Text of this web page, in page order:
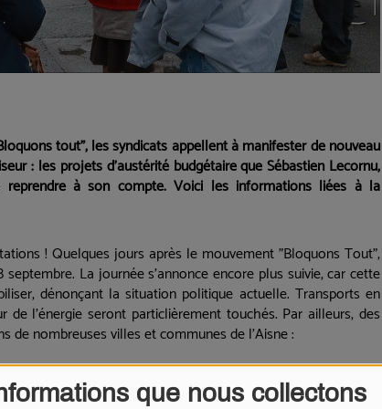
que nous collectons
tout", les syndicats appellent à manifester de nouveau
: les projets d'austérité budgétaire que Sébastien Lecornu,
à son compte. Voici les informations liées à la
! Quelques jours après le mouvement "Bloquons Tout",
La journée s’annonce encore plus suivie, car cette
dénonçant la situation politique actuelle. Transports en
de l'énergie seront particlièrement touchés. Par ailleurs, des
de nombreuses villes et communes de l'Aisne :